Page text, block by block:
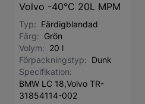
Volvo -40°C 20L MPM
Typ: Färdigblandad
Färg: Grön
Volym: 20 l
Förpackningstyp: Dunk
Specifikation:
BMW LC 18,Volvo TR-
31854114-002